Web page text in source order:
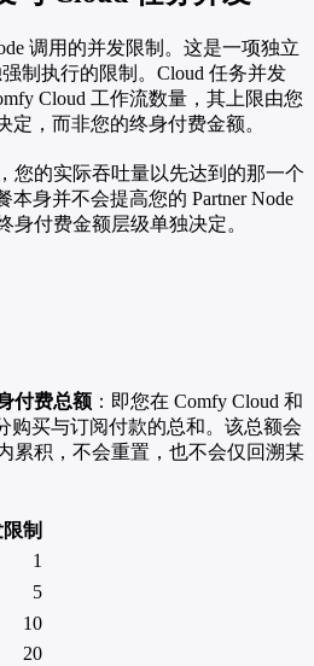
调用的并发限制。这是一项独立
制执行的限制。Cloud 任务并发
Cloud 工作流数量，其上限由您
定，而非您的终身付费金额。
您的实际吞吐量以先达到的那一个
本身并不会提高您的 Partner Node
身付费金额层级单独决定。
付费总额 ：即您在 Comfy Cloud 和
购买与订阅付款的总和。该总额会
累积，不会重置，也不会仅回溯某
制
1
5
10
20